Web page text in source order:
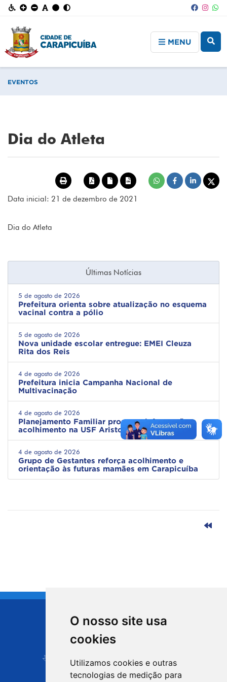
O nosso site usa
cookies
Utilizamos cookies e outras
tecnologias de medição para
MENU
EVENTOS
Dia do Atleta
Data inicial: 21 de dezembro de 2021
Dia do Atleta
Últimas Notícias
5 de agosto de 2026
Prefeitura orienta sobre atualização no esquema
vacinal contra a pólio
5 de agosto de 2026
Nova unidade escolar entregue: EMEI Cleuza
Rita dos Reis
4 de agosto de 2026
Prefeitura inicia Campanha Nacional de
Multivacinação
4 de agosto de 2026
Planejamento Familiar promove informação e
acolhimento na USF Ariston
4 de agosto de 2026
Grupo de Gestantes reforça acolhimento e
orientação às futuras mamães em Carapicuíba
CIDADE DE
Carapicuíba